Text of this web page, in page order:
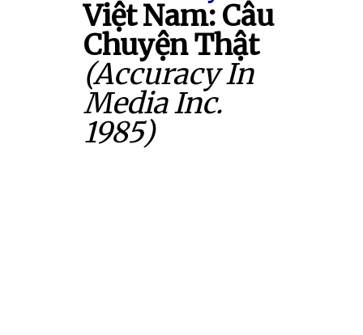
Việt Nam: Câu
Chuyện Thật
(Accuracy In
Media Inc.
1985)